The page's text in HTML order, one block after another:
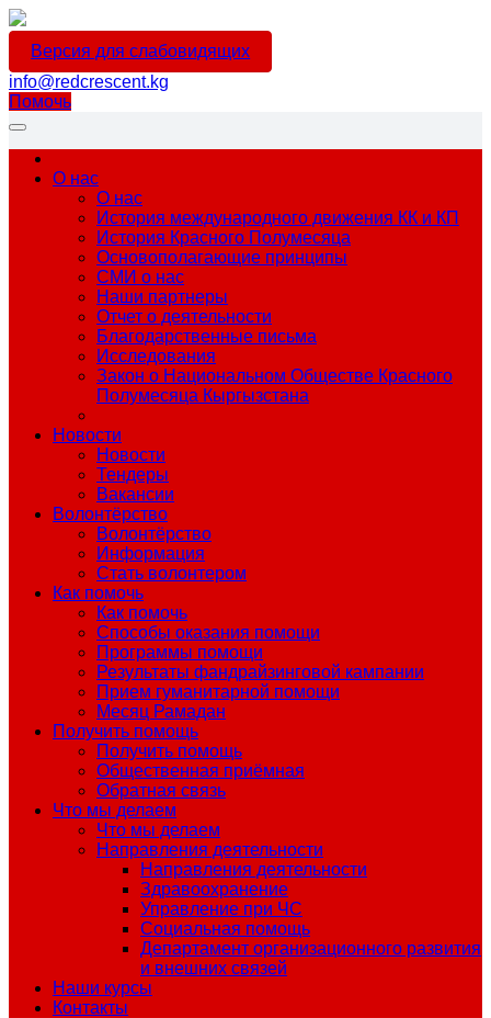
Версия для слабовидящих
info@redcrescent.kg
Помочь
О нас
О нас
История международного движения КК и КП
История Красного Полумесяца
Основополагающие принципы
СМИ о нас
Наши партнеры
Отчет о деятельности
Благодарственные письма
Исследования
Закон о Национальном Обществе Красного
Полумесяца Кыргызстана
Новости
Новости
Тендеры
Вакансии
Волонтёрство
Волонтёрство
Информация
Стать волонтером
Как помочь
Как помочь
Способы оказания помощи
Программы помощи
Результаты фандрайзинговой кампании
Прием гуманитарной помощи
Месяц Рамадан
Получить помощь
Получить помощь
Общественная приёмная
Обратная связь
Что мы делаем
Что мы делаем
Направления деятельности
Направления деятельности
Здравоохранение
Управление при ЧС
Социальная помощь
Департамент организационного развития
и внешних связей
Наши курсы
Контакты